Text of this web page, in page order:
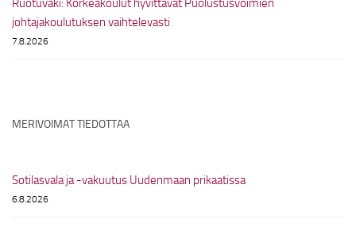
Ruotuväki: Korkeakoulut hyvittävät Puolustusvoimien
johtajakoulutuksen vaihtelevasti
7.8.2026
MERIVOIMAT TIEDOTTAA
Sotilasvala ja -vakuutus Uudenmaan prikaatissa
6.8.2026